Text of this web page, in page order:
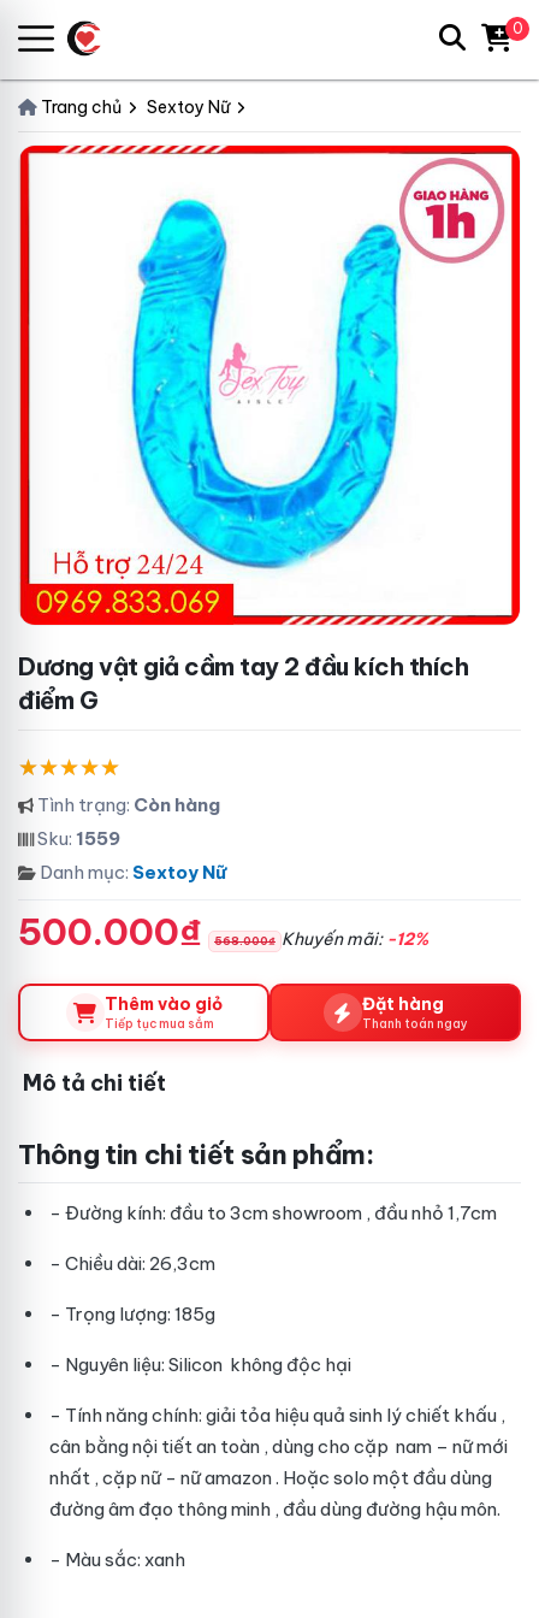
Trang chủ Sextoy Nữ
Dương vật giả cầm tay 2 đầu kích thích
điểm G
Tình trạng: Còn hàng
Sku: 1559
Danh mục: Sextoy Nữ
500.000₫ 568.000₫ Khuyến mãi: -12%
Thêm vào giỏ
Tiếp tục mua sắm
Đặt hàng
Thanh toán ngay
Mô tả chi tiết
Thông tin chi tiết sản phẩm:
- Đường kính: đầu to 3cmshowroom , đầu nhỏ 1,7cm
- Chiều dài: 26,3cm
- Trọng lượng: 185g
- Nguyên liệu: Silicon không độc hại
- Tính năng chính: giải tỏa hiệu quả sinh lýchiết khấu ,
cân bằng nội tiếtan toàn , dùng cho cặp nam – nữmới
nhất , cặp nữ - nữamazon. Hoặc solo một đầu dùng
đường âm đạo thông minh , đầu dùng đường hậu môn.
- Màu sắc: xanh
0